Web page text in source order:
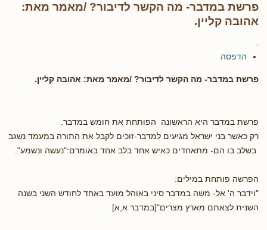
פרשת במדבר- מה הקשר לדיבור? /מאמר מאת:
אהובה קליין.
הדפסה
פרשת במדבר- מה הקשר לדיבור? /מאמר מאת: אהובה קליין.
פרשת במדבר היא הראשונה הפותחת את חומש במדבר.
רק כאשר בני ישראל מגיעים למדבר-זוכים לקבל את התורה במעמד נשגב
בשלב בו הם- מתאחדים כאיש אחד בלב אחד באומרם:"נעשה ונשמע".
הפרשה פותחת במילים:
"וידבר ה' אל- משה במדבר סיני באוהל מועד באחד לחודש השני בשנה
השנית לצאתם מארץ מצרים"[במדבר א,א]